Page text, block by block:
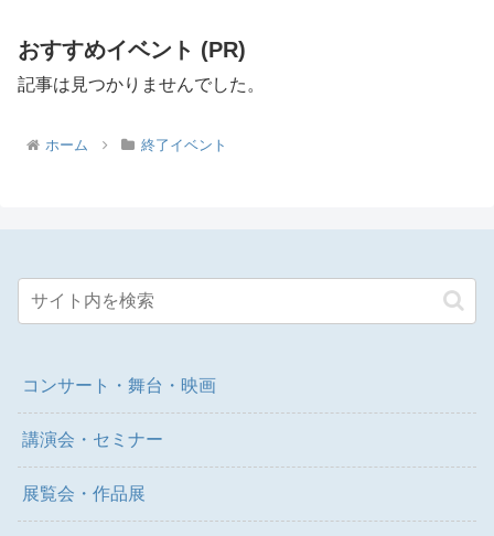
おすすめイベント (PR)
記事は見つかりませんでした。
ホーム 終了イベント
コンサート・舞台・映画
講演会・セミナー
展覧会・作品展